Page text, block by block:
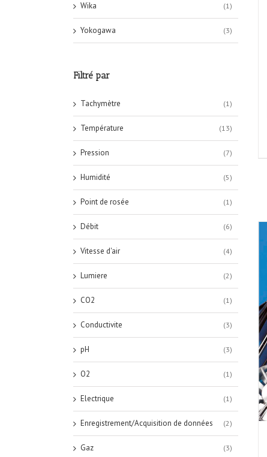
Wika (1)
Yokogawa (3)
Filtré par
Tachymètre (1)
Température (13)
Pression (7)
Humidité (5)
Point de rosée (1)
Débit (6)
Vitesse d'air (4)
Lumiere (2)
CO2 (1)
Conductivite (3)
pH (3)
O2 (1)
Electrique (1)
Enregistrement/Acquisition de données (2)
Gaz (3)